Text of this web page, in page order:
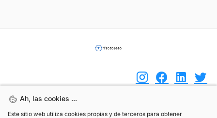
Ah, las cookies ...
Este sitio web utiliza cookies propias y de terceros para obtener
Ah, las cookies ...
Este sitio web utiliza cookies propias y de terceros para obtener
(+34) 744 408 070